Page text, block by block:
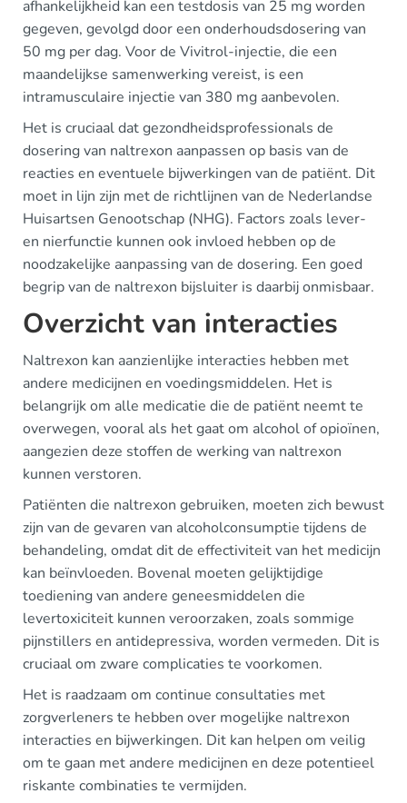
afhankelijkheid kan een testdosis van 25 mg worden
gegeven, gevolgd door een onderhoudsdosering van
50 mg per dag. Voor de Vivitrol-injectie, die een
maandelijkse samenwerking vereist, is een
intramusculaire injectie van 380 mg aanbevolen.
Het is cruciaal dat gezondheidsprofessionals de
dosering van naltrexon aanpassen op basis van de
reacties en eventuele bijwerkingen van de patiënt. Dit
moet in lijn zijn met de richtlijnen van de Nederlandse
Huisartsen Genootschap (NHG). Factors zoals lever-
en nierfunctie kunnen ook invloed hebben op de
noodzakelijke aanpassing van de dosering. Een goed
begrip van de naltrexon bijsluiter is daarbij onmisbaar.
Overzicht van interacties
Naltrexon kan aanzienlijke interacties hebben met
andere medicijnen en voedingsmiddelen. Het is
belangrijk om alle medicatie die de patiënt neemt te
overwegen, vooral als het gaat om alcohol of opioïnen,
aangezien deze stoffen de werking van naltrexon
kunnen verstoren.
Patiënten die naltrexon gebruiken, moeten zich bewust
zijn van de gevaren van alcoholconsumptie tijdens de
behandeling, omdat dit de effectiviteit van het medicijn
kan beïnvloeden. Bovenal moeten gelijktijdige
toediening van andere geneesmiddelen die
levertoxiciteit kunnen veroorzaken, zoals sommige
pijnstillers en antidepressiva, worden vermeden. Dit is
cruciaal om zware complicaties te voorkomen.
Het is raadzaam om continue consultaties met
zorgverleners te hebben over mogelijke naltrexon
interacties en bijwerkingen. Dit kan helpen om veilig
om te gaan met andere medicijnen en deze potentieel
riskante combinaties te vermijden.